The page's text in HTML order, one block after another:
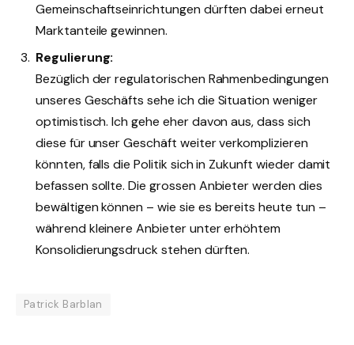
Gemeinschaftseinrichtungen dürften dabei erneut
Marktanteile gewinnen.
Regulierung:
Bezüglich der regulatorischen Rahmenbedingungen
unseres Geschäfts sehe ich die Situation weniger
optimistisch. Ich gehe eher davon aus, dass sich
diese für unser Geschäft weiter verkomplizieren
könnten, falls die Politik sich in Zukunft wieder damit
befassen sollte. Die grossen Anbieter werden dies
bewältigen können – wie sie es bereits heute tun –
während kleinere Anbieter unter erhöhtem
Konsolidierungsdruck stehen dürften.
Patrick Barblan